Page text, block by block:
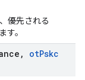
優先される
す。
, otPskc